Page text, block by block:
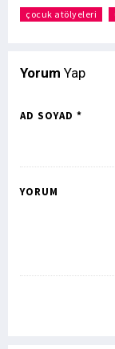
çocuk atölyeleri
Yorum Yap
AD SOYAD *
YORUM